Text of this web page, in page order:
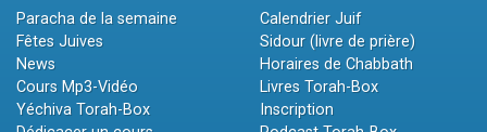
Paracha de la semaine
Fêtes Juives
News
Cours Mp3-Vidéo
Yéchiva Torah-Box
Calendrier Juif
Sidour (livre de prière)
Horaires de Chabbath
Livres Torah-Box
Inscription